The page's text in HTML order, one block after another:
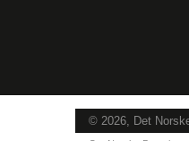
© 2026, Det